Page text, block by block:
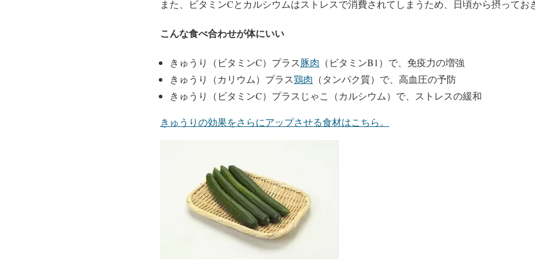
また、ビタミンCとカルシウムはストレスで消費されてしまうため、日頃から摂ってお
こんな食べ合わせが体にいい
きゅうり（ビタミンC）プラス豚肉 （ビタミンB1）で、免疫力の増強
きゅうり（カリウム）プラス鶏肉 （タンパク質）で、高血圧の予防
きゅうり（ビタミンC）プラスじゃこ（カルシウム）で、ストレスの緩和
きゅうりの効果をさらにアップさせる食材はこちら。